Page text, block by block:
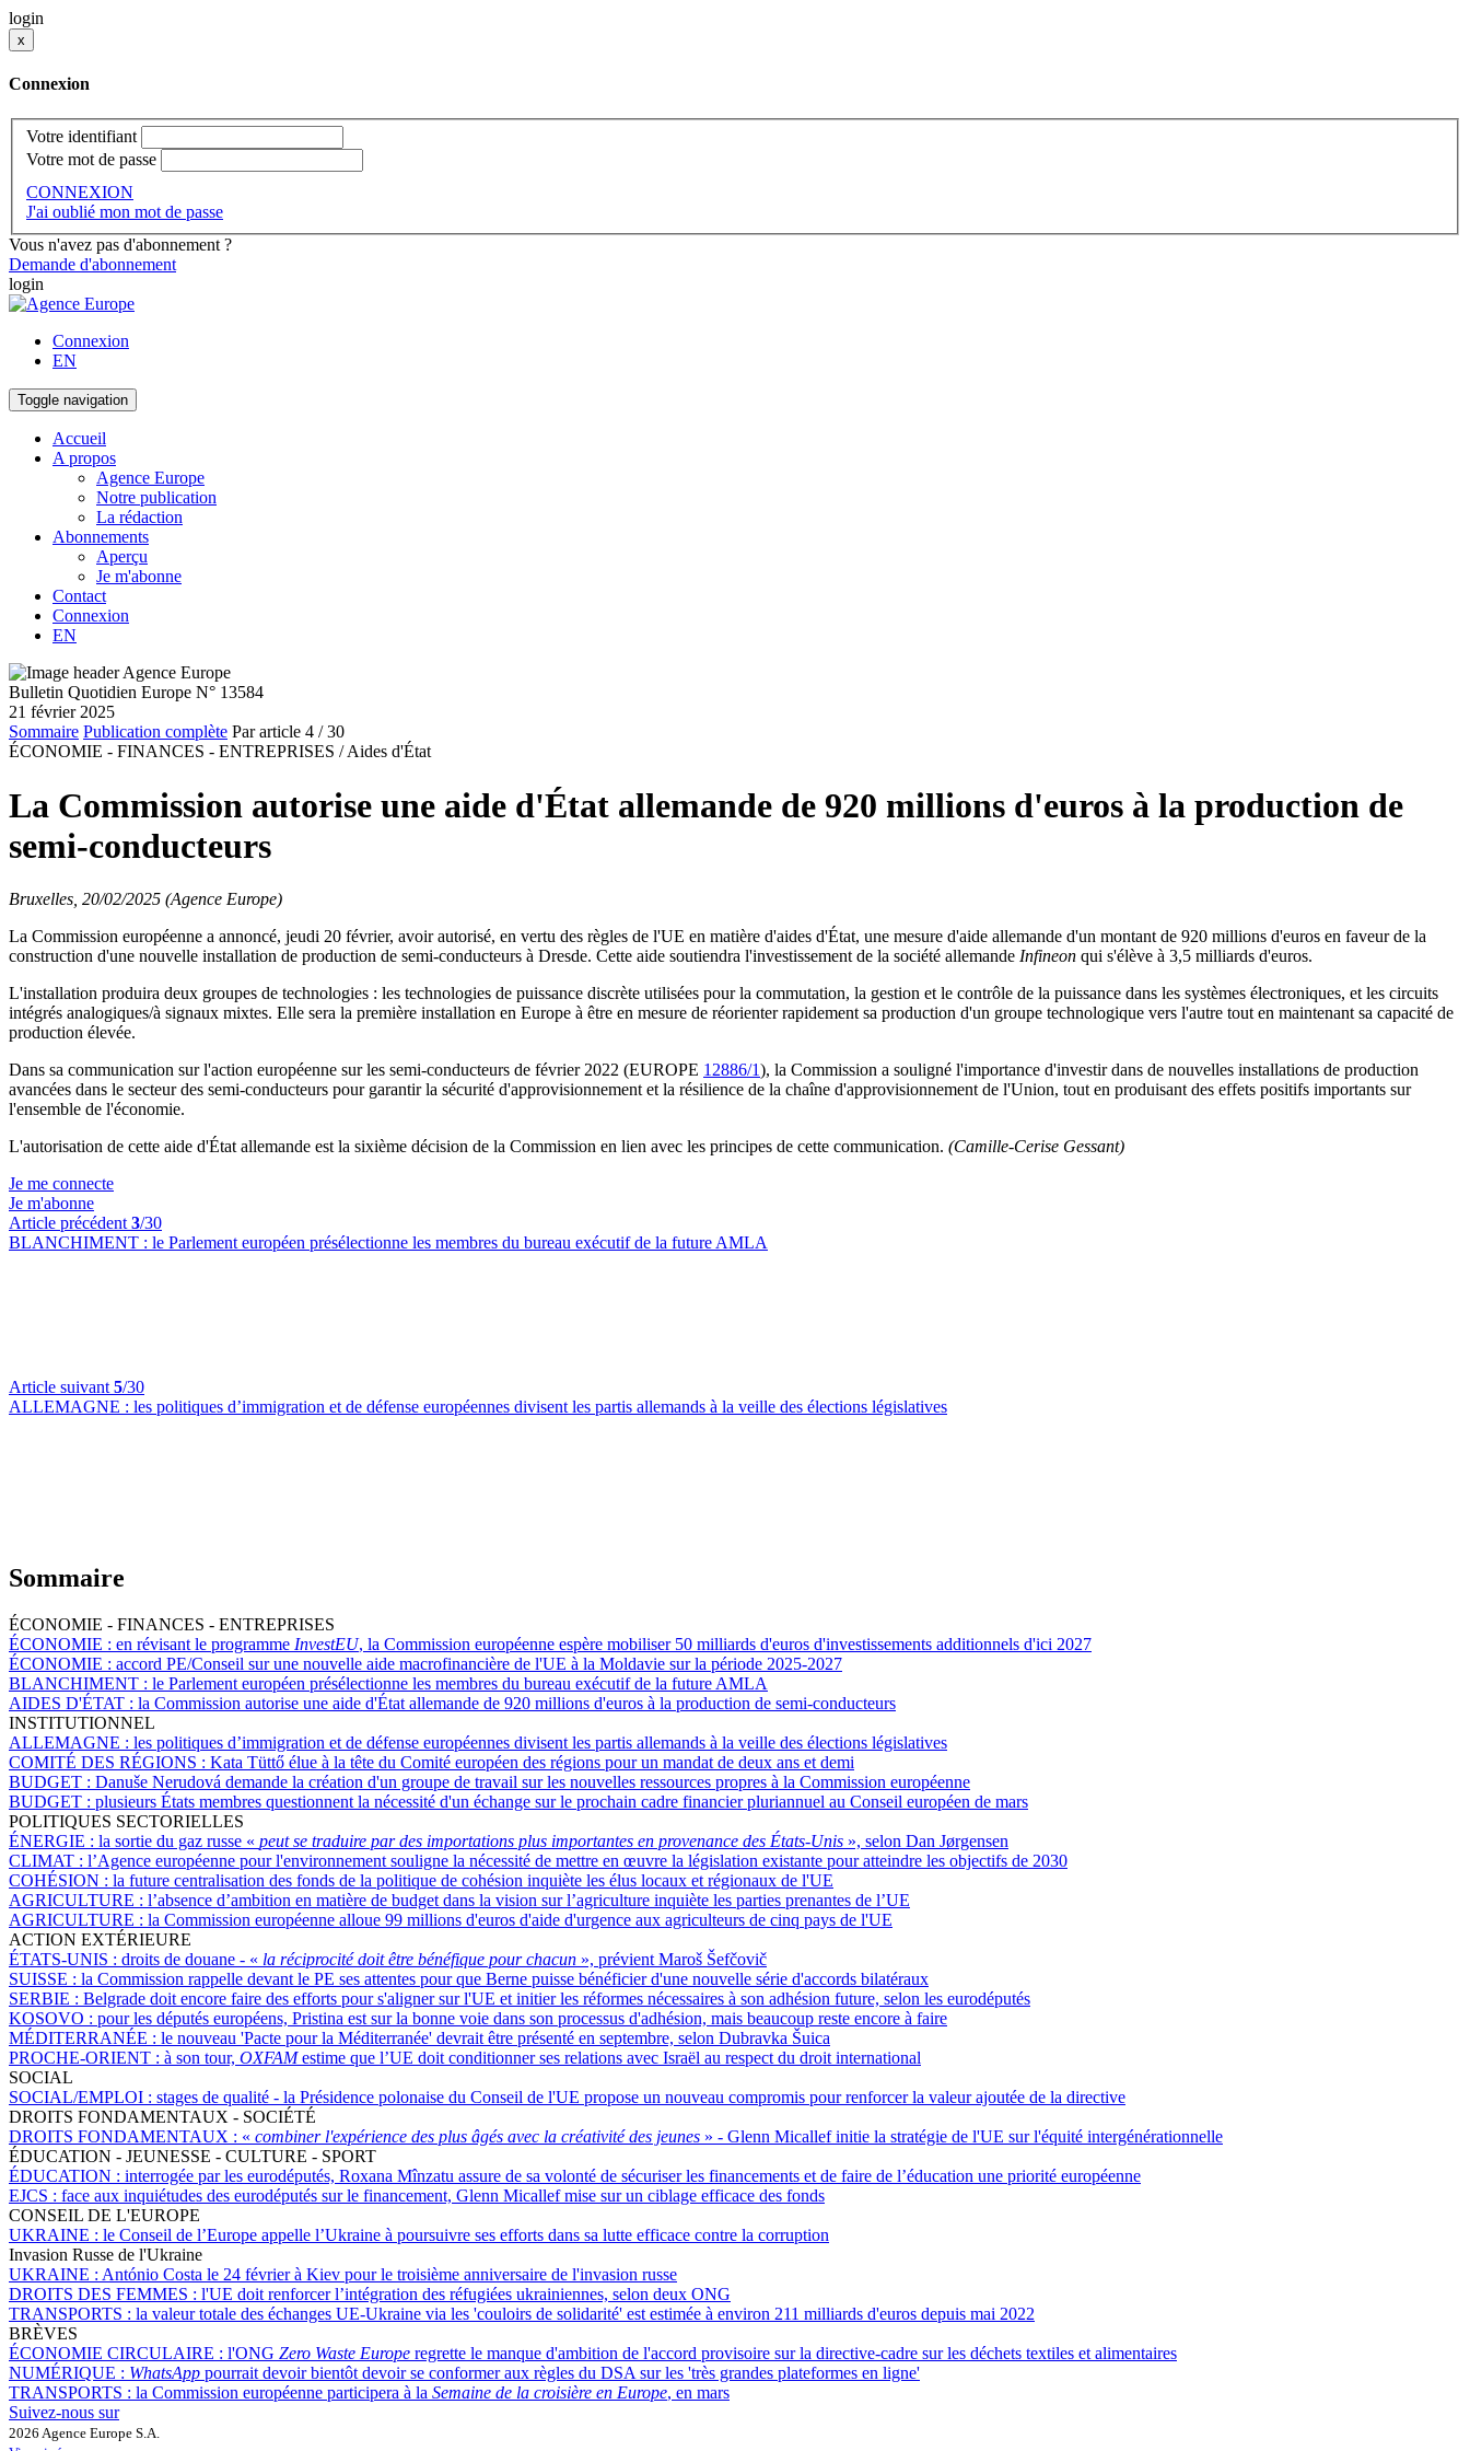
login
x
Connexion
Votre identifiant
Votre mot de passe
CONNEXION
J'ai oublié mon mot de passe
Vous n'avez pas d'abonnement ?
Demande d'abonnement
login
Connexion
EN
Toggle navigation
Accueil
A propos
Agence Europe
Notre publication
La rédaction
Abonnements
Aperçu
Je m'abonne
Contact
Connexion
EN
Bulletin Quotidien Europe N° 13584
21 février 2025
Sommaire Publication complète Par article 4 / 30
ÉCONOMIE - FINANCES - ENTREPRISES / Aides d'État
La Commission autorise une aide d'État allemande de 920 millions d'euros à la production de
semi-conducteurs
Bruxelles, 20/02/2025 (Agence Europe)
La Commission européenne a annoncé, jeudi 20 février, avoir autorisé, en vertu des règles de l'UE en matière d'aides d'État, une mesure d'aide allemande d'un montant de 920 millions d'euros en faveur de la
construction d'une nouvelle installation de production de semi-conducteurs à Dresde. Cette aide soutiendra l'investissement de la société allemande Infineon qui s'élève à 3,5 milliards d'euros.
L'installation produira deux groupes de technologies : les technologies de puissance discrète utilisées pour la commutation, la gestion et le contrôle de la puissance dans les systèmes électroniques, et les circuits
intégrés analogiques/à signaux mixtes. Elle sera la première installation en Europe à être en mesure de réorienter rapidement sa production d'un groupe technologique vers l'autre tout en maintenant sa capacité de
production élevée.
Dans sa communication sur l'action européenne sur les semi-conducteurs de février 2022 (EUROPE 12886/1), la Commission a souligné l'importance d'investir dans de nouvelles installations de production
avancées dans le secteur des semi-conducteurs pour garantir la sécurité d'approvisionnement et la résilience de la chaîne d'approvisionnement de l'Union, tout en produisant des effets positifs importants sur
l'ensemble de l'économie.
L'autorisation de cette aide d'État allemande est la sixième décision de la Commission en lien avec les principes de cette communication. (Camille-Cerise Gessant)
Je me connecte
Je m'abonne
Article précédent 3/30
BLANCHIMENT : le Parlement européen présélectionne les membres du bureau exécutif de la future AMLA
Article suivant 5/30
ALLEMAGNE : les politiques d’immigration et de défense européennes divisent les partis allemands à la veille des élections législatives
Sommaire
ÉCONOMIE - FINANCES - ENTREPRISES
ÉCONOMIE : en révisant le programme InvestEU, la Commission européenne espère mobiliser 50 milliards d'euros d'investissements additionnels d'ici 2027
ÉCONOMIE : accord PE/Conseil sur une nouvelle aide macrofinancière de l'UE à la Moldavie sur la période 2025-2027
BLANCHIMENT : le Parlement européen présélectionne les membres du bureau exécutif de la future AMLA
AIDES D'ÉTAT : la Commission autorise une aide d'État allemande de 920 millions d'euros à la production de semi-conducteurs
INSTITUTIONNEL
ALLEMAGNE : les politiques d’immigration et de défense européennes divisent les partis allemands à la veille des élections législatives
COMITÉ DES RÉGIONS : Kata Tüttő élue à la tête du Comité européen des régions pour un mandat de deux ans et demi
BUDGET : Danuše Nerudová demande la création d'un groupe de travail sur les nouvelles ressources propres à la Commission européenne
BUDGET : plusieurs États membres questionnent la nécessité d'un échange sur le prochain cadre financier pluriannuel au Conseil européen de mars
POLITIQUES SECTORIELLES
ÉNERGIE : la sortie du gaz russe « peut se traduire par des importations plus importantes en provenance des États-Unis », selon Dan Jørgensen
CLIMAT : l’Agence européenne pour l'environnement souligne la nécessité de mettre en œuvre la législation existante pour atteindre les objectifs de 2030
COHÉSION : la future centralisation des fonds de la politique de cohésion inquiète les élus locaux et régionaux de l'UE
AGRICULTURE : l’absence d’ambition en matière de budget dans la vision sur l’agriculture inquiète les parties prenantes de l’UE
AGRICULTURE : la Commission européenne alloue 99 millions d'euros d'aide d'urgence aux agriculteurs de cinq pays de l'UE
ACTION EXTÉRIEURE
ÉTATS-UNIS : droits de douane - « la réciprocité doit être bénéfique pour chacun », prévient Maroš Šefčovič
SUISSE : la Commission rappelle devant le PE ses attentes pour que Berne puisse bénéficier d'une nouvelle série d'accords bilatéraux
SERBIE : Belgrade doit encore faire des efforts pour s'aligner sur l'UE et initier les réformes nécessaires à son adhésion future, selon les eurodéputés
KOSOVO : pour les députés européens, Pristina est sur la bonne voie dans son processus d'adhésion, mais beaucoup reste encore à faire
MÉDITERRANÉE : le nouveau 'Pacte pour la Méditerranée' devrait être présenté en septembre, selon Dubravka Šuica
PROCHE-ORIENT : à son tour, OXFAMestime que l’UE doit conditionner ses relations avec Israël au respect du droit international
SOCIAL
SOCIAL/EMPLOI : stages de qualité - la Présidence polonaise du Conseil de l'UE propose un nouveau compromis pour renforcer la valeur ajoutée de la directive
DROITS FONDAMENTAUX - SOCIÉTÉ
DROITS FONDAMENTAUX : « combiner l'expérience des plus âgés avec la créativité des jeunes » - Glenn Micallef initie la stratégie de l'UE sur l'équité intergénérationnelle
ÉDUCATION - JEUNESSE - CULTURE - SPORT
ÉDUCATION : interrogée par les eurodéputés, Roxana Mînzatu assure de sa volonté de sécuriser les financements et de faire de l’éducation une priorité européenne
EJCS : face aux inquiétudes des eurodéputés sur le financement, Glenn Micallef mise sur un ciblage efficace des fonds
CONSEIL DE L'EUROPE
UKRAINE : le Conseil de l’Europe appelle l’Ukraine à poursuivre ses efforts dans sa lutte efficace contre la corruption
Invasion Russe de l'Ukraine
UKRAINE : António Costa le 24 février à Kiev pour le troisième anniversaire de l'invasion russe
DROITS DES FEMMES : l'UE doit renforcer l’intégration des réfugiées ukrainiennes, selon deux ONG
TRANSPORTS : la valeur totale des échanges UE-Ukraine via les 'couloirs de solidarité' est estimée à environ 211 milliards d'euros depuis mai 2022
BRÈVES
ÉCONOMIE CIRCULAIRE : l'ONG Zero Waste Europe regrette le manque d'ambition de l'accord provisoire sur la directive-cadre sur les déchets textiles et alimentaires
NUMÉRIQUE : WhatsApp pourrait devoir bientôt devoir se conformer aux règles du DSA sur les 'très grandes plateformes en ligne'
TRANSPORTS : la Commission européenne participera à la Semaine de la croisière en Europe, en mars
Suivez-nous sur
2026 Agence Europe S.A.